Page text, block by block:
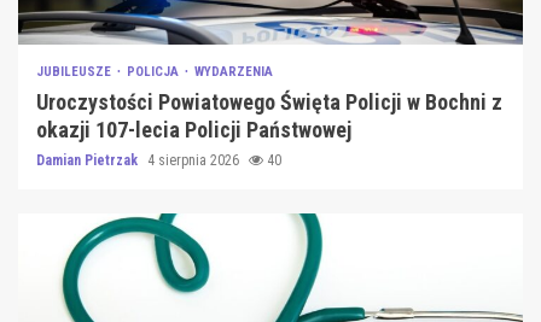
JUBILEUSZE POLICJA WYDARZENIA
Uroczystości Powiatowego Święta Policji w Bochni z
okazji 107-lecia Policji Państwowej
Damian Pietrzak 4 sierpnia 2026 40